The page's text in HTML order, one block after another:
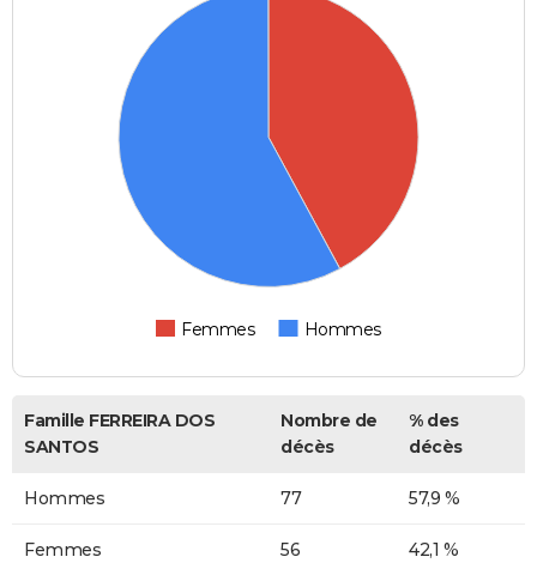
Femmes Hommes
Famille FERREIRA DOS
SANTOS
Nombre de
décès
% des
décès
Hommes 77 57,9 %
Femmes 56 42,1 %